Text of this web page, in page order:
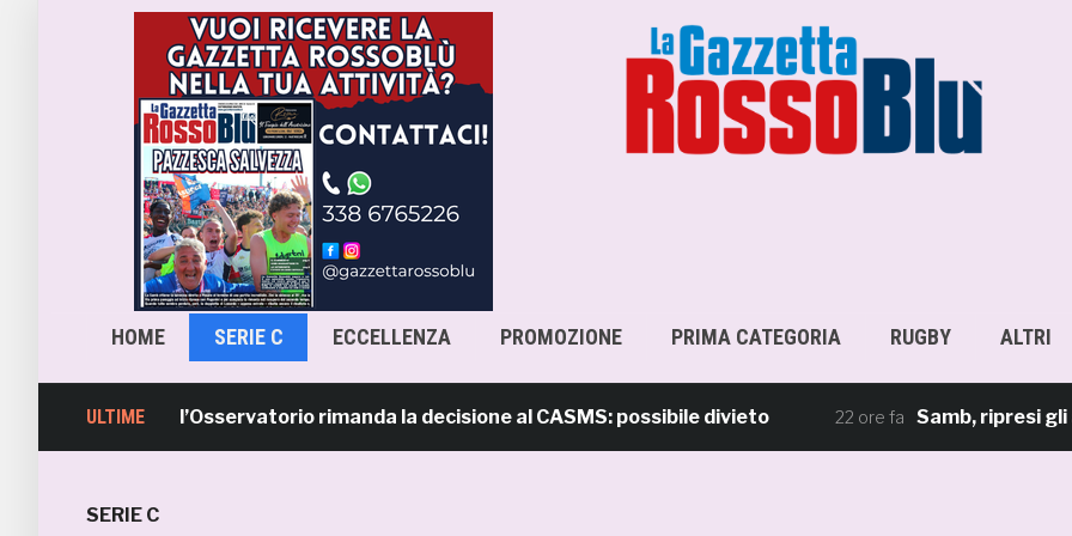
HOME SERIE C ECCELLENZA PROMOZIONE PRIMA CATEGORIA RUGBY ALTRI
ULTIME
Samb, l’Osservatorio rimanda la decisione al CASMS: possibile divieto 22 ore fa Samb, ripresi gli
SERIE C